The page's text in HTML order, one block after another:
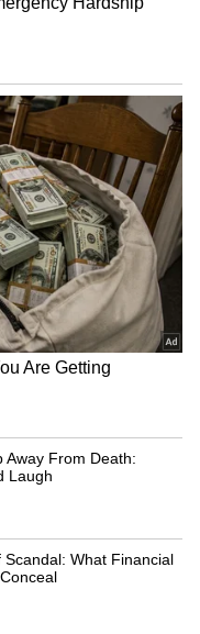
ಜಗಳಗಳು.
ದುಃಸ್ವಪ್ನಗಳು,
ಅಥವಾ
ಒಡೆಯುವುದು.
ಗ್ಯಾಸ್ ಸಮಸ್ಯೆಗಳು,
ಮುಳ್ಳಿನ